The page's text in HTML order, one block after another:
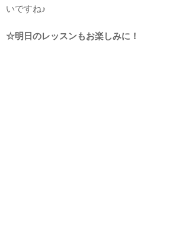
いですね♪
☆明日のレッスンもお楽しみに！